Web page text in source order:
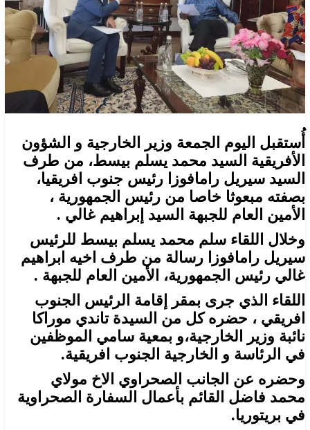
أُستقبل اليوم الجمعة وزير الخارجية و الشؤون
الأفريقية السيد محمد يسلم بيسط، من طرف
السيد سيريل رامافوزا رئيس جنوب افريقيا،
بصفته مبعوثا خاصا من رئيس الجمهورية ،
الأمين العام للجبهة السيد إبراهيم غالي .
وخلال اللقاء سلم محمد يسلم بيسط للرئيس
سيريل رامافوزا رسالة من طرف اخيه ابراهيم
غالي رئيس الجمهورية، الأمين العام للجبهة .
اللقاء الذي جرى بمقر إقامة الرئيس الجنوب
افريقي ، حضره كل من السيدة تاندي موراكا
نائبة وزير الخارجية،و بمعية سامي الموظفين
في الرئاسة و الخارجية الجنوب افريقية.
وحضره عن الجانب الصحراوي الاخ مولاي
محمد فاضل القائم بأعمال السفارة الصحراوية
في بريتوريا.